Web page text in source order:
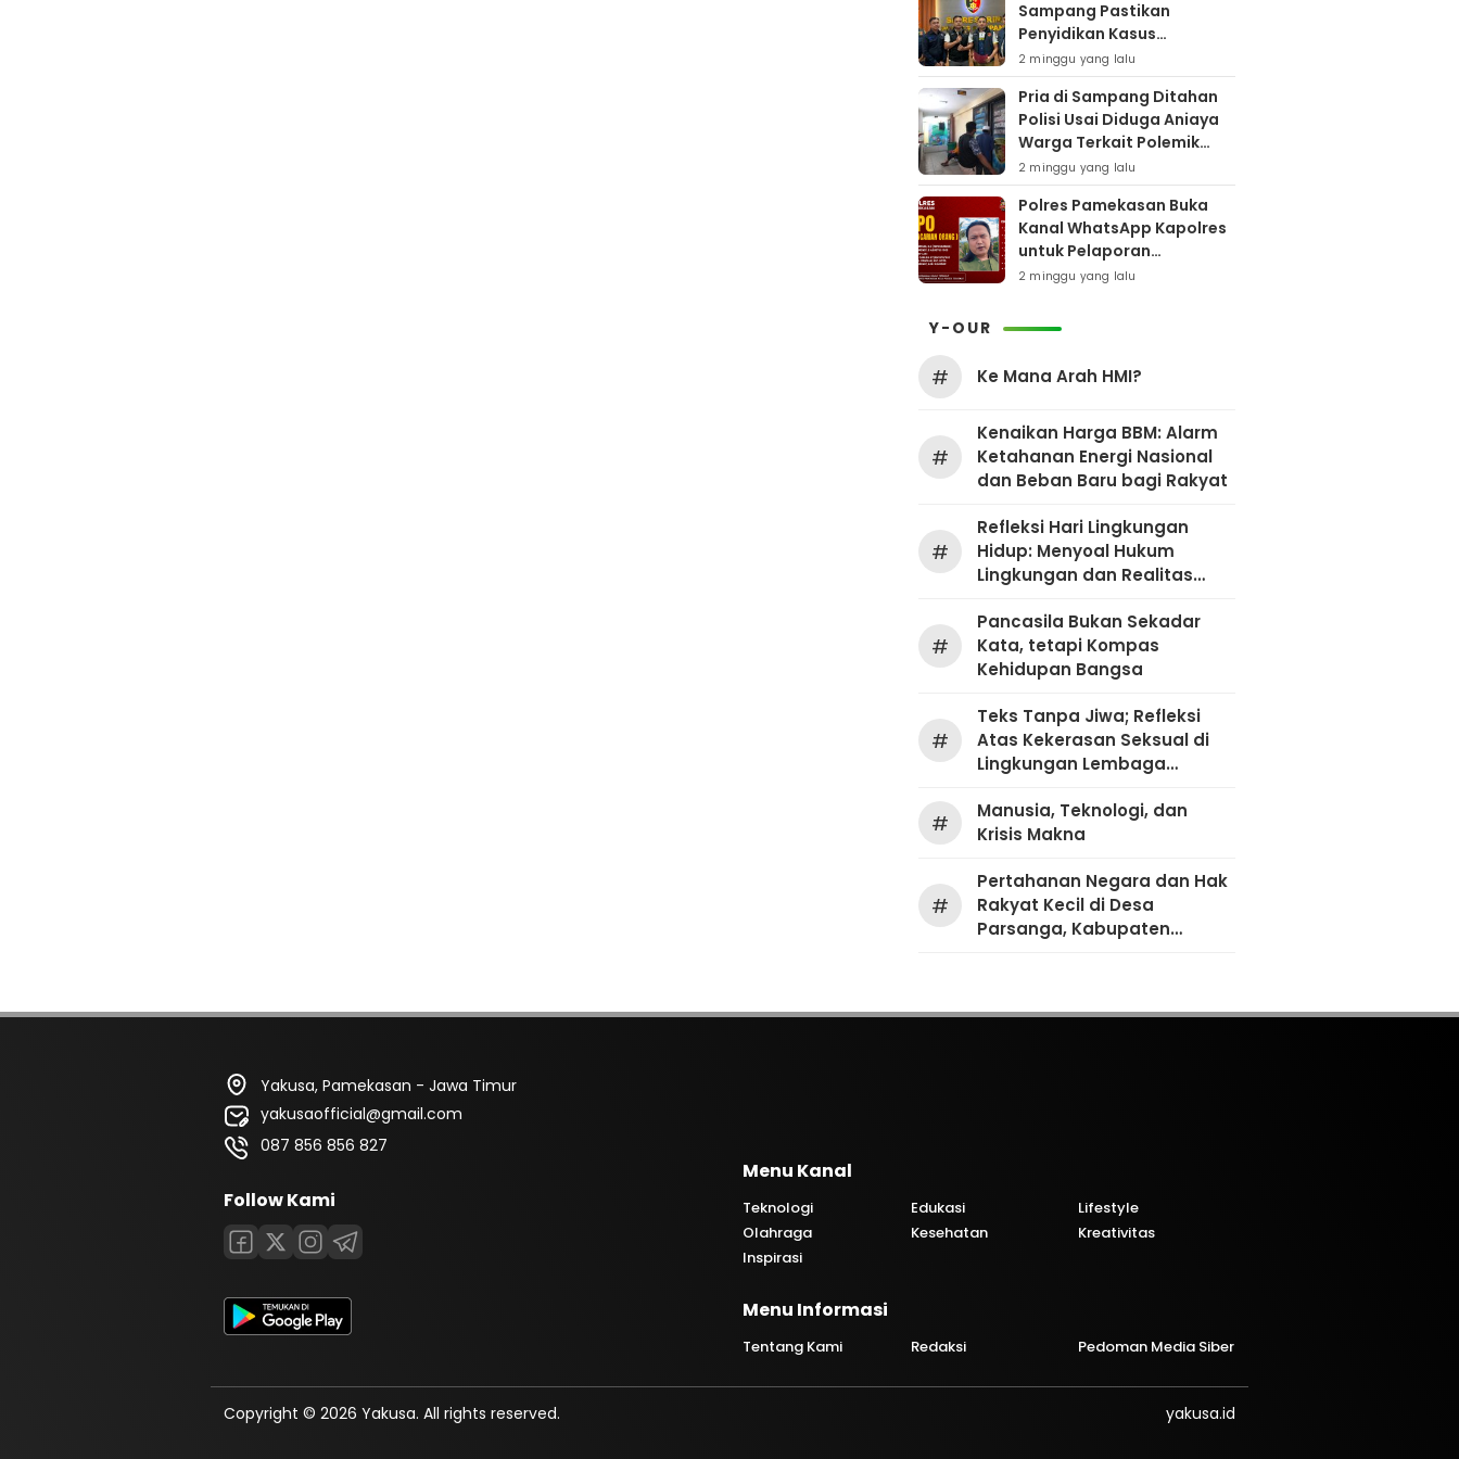
Sampang Pastikan
Penyidikan Kasus
Rudapaksa Anak Berjalan
Sesuai Fakta Hukum
2 minggu yang lalu
Pria di Sampang Ditahan
Polisi Usai Diduga Aniaya
Warga Terkait Polemik
Bansos
2 minggu yang lalu
Polres Pamekasan Buka
Kanal WhatsApp Kapolres
untuk Pelaporan
Keberadaan DPO AEF
2 minggu yang lalu
Y-OUR
# Ke Mana Arah HMI?
#
Kenaikan Harga BBM: Alarm
Ketahanan Energi Nasional
dan Beban Baru bagi Rakyat
#
Refleksi Hari Lingkungan
Hidup: Menyoal Hukum
Lingkungan dan Realitas
#
Pancasila Bukan Sekadar
Kata, tetapi Kompas
Kehidupan Bangsa
#
Teks Tanpa Jiwa; Refleksi
Atas Kekerasan Seksual di
Lingkungan Lembaga
#
Manusia, Teknologi, dan
Krisis Makna
#
Pertahanan Negara dan Hak
Rakyat Kecil di Desa
Parsanga, Kabupaten
Yakusa, Pamekasan - Jawa Timur
yakusaofficial@gmail.com
087 856 856 827
Follow Kami
Menu Kanal
Teknologi Edukasi
Lifestyle
Olahraga
Kesehatan
Kreativitas
Inspirasi
Menu Informasi
Tentang Kami Redaksi Pedoman Media Siber
Copyright © 2026 Yakusa. All rights reserved. yakusa.id